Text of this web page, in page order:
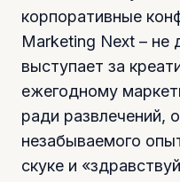
корпоративные
Marketing Next – не
выступает за
ежегодному
ради развлечений,
незабываемого
скуке и